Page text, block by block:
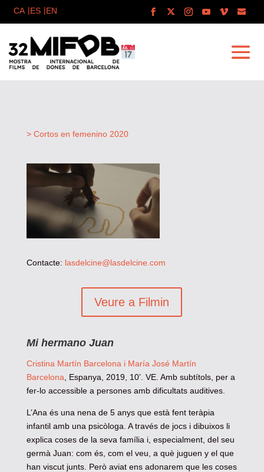
> Cortos en femenino 2020
Contacte: lasdelcine@lasdelcine.com
Veure a Filmin
Mi hermano Juan
Cristina Martín Barcelona i María José Martín
Barcelona , Espanya, 2019, 10’. VE. Amb subtítols, per a
fer-lo accessible a persones amb dificultats auditives.
L’Ana és una nena de 5 anys que està fent teràpia
infantil amb una psicòloga. A través de jocs i dibuixos li
explica coses de la seva família i, especialment, del seu
germà Juan: com és, com el veu, a què juguen y el que
han viscut junts. Però aviat ens adonarem que les coses